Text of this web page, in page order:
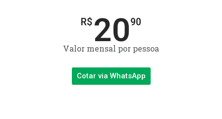
R$ 2090
Valor mensal por pessoa
Cotar via WhatsApp